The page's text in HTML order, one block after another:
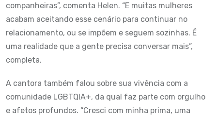
companheiras”, comenta Helen. “E muitas mulheres
acabam aceitando esse cenário para continuar no
relacionamento, ou se impõem e seguem sozinhas. É
uma realidade que a gente precisa conversar mais”,
completa.
A cantora também falou sobre sua vivência com a
comunidade LGBTQIA+, da qual faz parte com orgulho
e afetos profundos. “Cresci com minha prima, uma